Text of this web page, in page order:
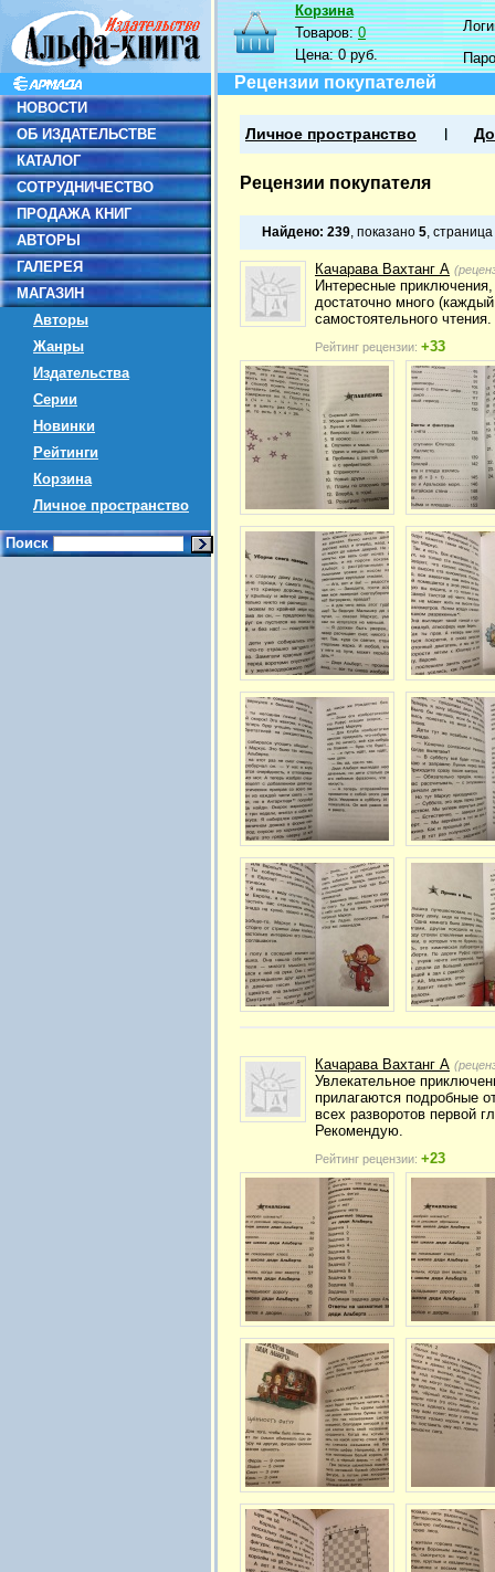
НОВОСТИ
ОБ ИЗДАТЕЛЬСТВЕ
КАТАЛОГ
СОТРУДНИЧЕСТВО
ПРОДАЖА КНИГ
АВТОРЫ
ГАЛЕРЕЯ
МАГАЗИН
Авторы
Жанры
Издательства
Серии
Новинки
Рейтинги
Корзина
Личное пространство
Поиск
Корзина
Товаров:0
Цена:0 руб.
Рецензии покупателей
Личное пространство
Рецензии покупателя
Найдено: 239, показано 5, страница
Качарава Вахтанг А
Интересные
достаточно много
самостоятельного
Рейтинг рецензии: +33
Качарава Вахтанг А
Увлекательное
прилагаются подробные
всех разворотов первой
Рекомендую.
Рейтинг рецензии: +23